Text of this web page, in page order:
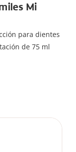
Mi
para dientes
de 75 ml